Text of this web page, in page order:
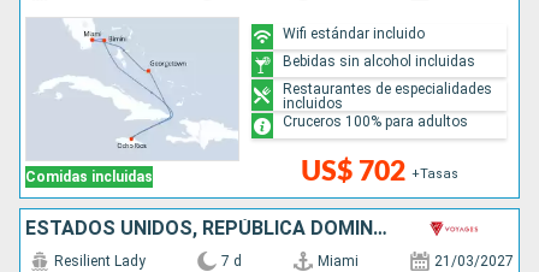
Comidas incluidas US$ 702 +Tasas
Wifi estándar incluido
Bebidas sin alcohol incluidas
Restaurantes de especialidades
incluidos
Cruceros 100% para adultos
ESTADOS UNIDOS, REPÚBLICA DOMINICANA
Resilient Lady 7 d Miami 21/03/2027